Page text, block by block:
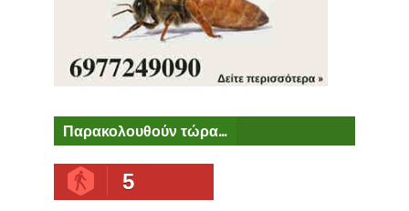
Παρακολουθούν τώρα...
5